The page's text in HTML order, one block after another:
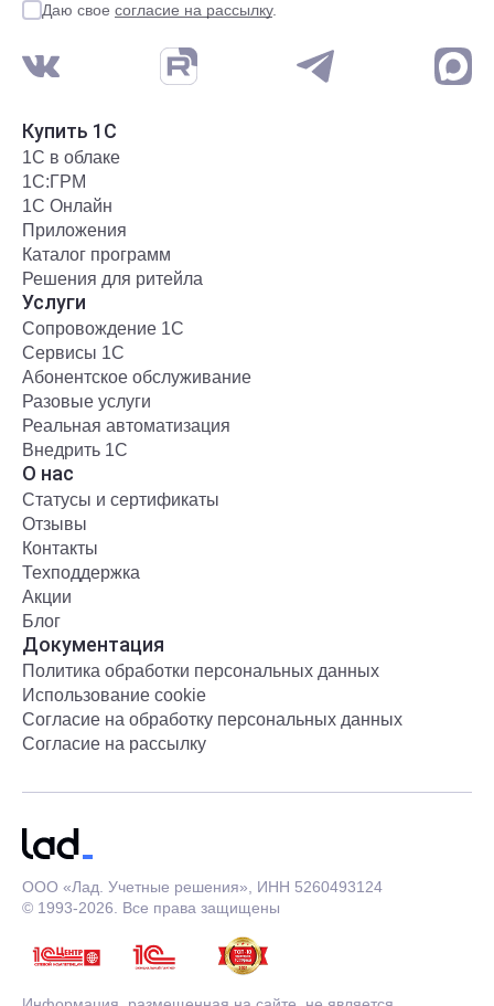
Даю свое согласие на рассылку.
Купить 1С
1С в облаке
1С:ГРМ
1С Онлайн
Приложения
Каталог программ
Решения для ритейла
Услуги
Сопровождение 1С
Сервисы 1С
Абонентское обслуживание
Разовые услуги
Реальная автоматизация
Внедрить 1С
О нас
Статусы и сертификаты
Отзывы
Контакты
Техподдержка
Акции
Блог
Документация
Политика обработки персональных данных
Использование cookie
Согласие на обработку персональных данных
Согласие на рассылку
ООО «Лад. Учетные решения», ИНН 5260493124
© 1993-2026. Все права защищены